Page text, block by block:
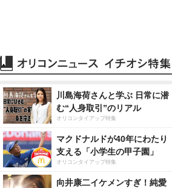
川島海荷さんと学ぶ 日常に潜
む“人身取引”のリアル
オリコンタイアップ特集
マクドナルドが40年にわたり
支える「小学生の甲子園」
オリコンタイアップ特集
向井康二イケメンすぎ！純愛